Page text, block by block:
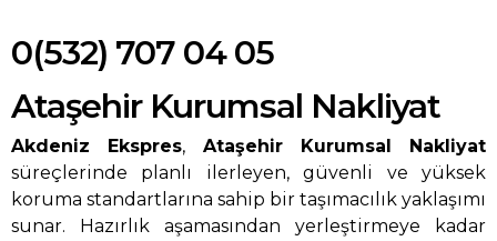
0(532) 707 04 05
Ataşehir Kurumsal Nakliyat
Akdeniz Ekspres, Ataşehir Kurumsal Nakliyat
süreçlerinde planlı ilerleyen, güvenli ve yüksek
koruma standartlarına sahip bir taşımacılık yaklaşımı
sunar. Hazırlık aşamasından yerleştirmeye kadar